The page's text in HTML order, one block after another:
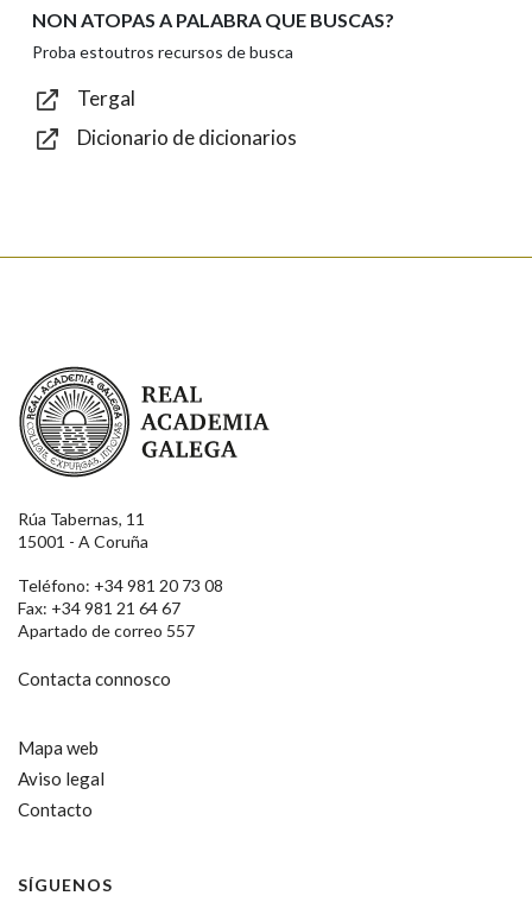
Texto de verificación
NON ATOPAS A PALABRA QUE BUSCAS?
Proba estoutros recursos de busca
Tergal
Dicionario de dicionarios
Real Academia Galega
Rúa Tabernas, 11
15001 - A Coruña
Teléfono: +34 981 20 73 08
Fax: +34 981 21 64 67
Apartado de correo 557
Contacta connosco
Mapa web
Aviso legal
Contacto
SÍGUENOS